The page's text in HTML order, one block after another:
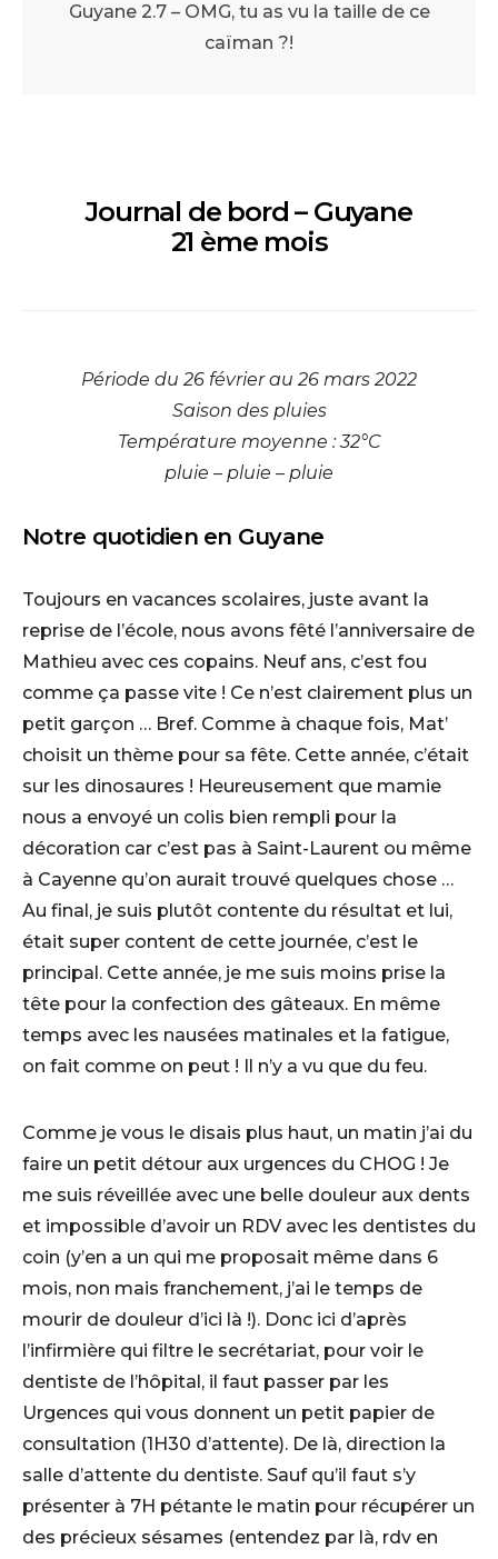
Guyane 2.7 – OMG, tu as vu la taille de ce
caïman ?!
Journal de bord – Guyane
21 ème mois
Période du 26 février au 26 mars 2022
Saison des pluies
Température moyenne : 32°C
pluie – pluie – pluie
Notre quotidien en Guyane
Toujours en vacances scolaires, juste avant la
reprise de l’école, nous avons fêté l’anniversaire de
Mathieu avec ces copains. Neuf ans, c’est fou
comme ça passe vite ! Ce n’est clairement plus un
petit garçon … Bref. Comme à chaque fois, Mat’
choisit un thème pour sa fête. Cette année, c’était
sur les dinosaures ! Heureusement que mamie
nous a envoyé un colis bien rempli pour la
décoration car c’est pas à Saint-Laurent ou même
à Cayenne qu’on aurait trouvé quelques chose …
Au final, je suis plutôt contente du résultat et lui,
était super content de cette journée, c’est le
principal. Cette année, je me suis moins prise la
tête pour la confection des gâteaux. En même
temps avec les nausées matinales et la fatigue,
on fait comme on peut ! Il n’y a vu que du feu.
Comme je vous le disais plus haut, un matin j’ai du
faire un petit détour aux urgences du CHOG ! Je
me suis réveillée avec une belle douleur aux dents
et impossible d’avoir un RDV avec les dentistes du
coin (y’en a un qui me proposait même dans 6
mois, non mais franchement, j’ai le temps de
mourir de douleur d’ici là !). Donc ici d’après
l’infirmière qui filtre le secrétariat, pour voir le
dentiste de l’hôpital, il faut passer par les
Urgences qui vous donnent un petit papier de
consultation (1H30 d’attente). De là, direction la
salle d’attente du dentiste. Sauf qu’il faut s’y
présenter à 7H pétante le matin pour récupérer un
des précieux sésames (entendez par là, rdv en